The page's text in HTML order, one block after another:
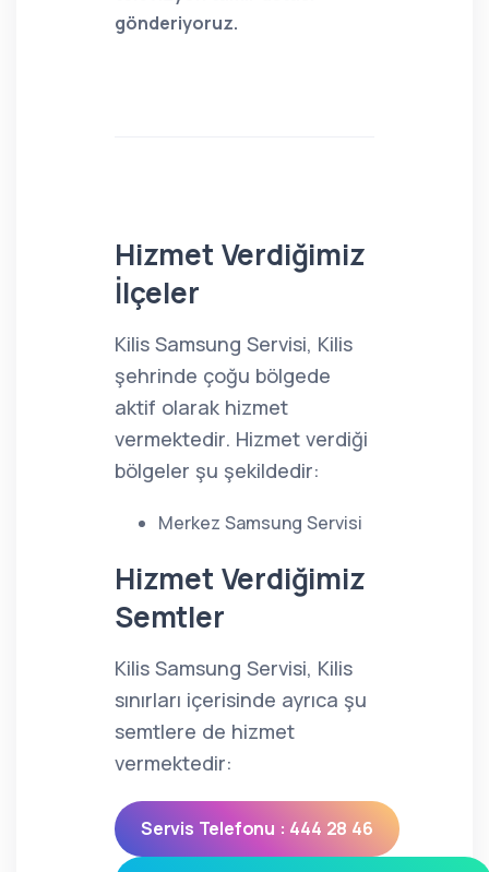
gönderiyoruz.
Hizmet Verdiğimiz
İlçeler
Kilis Samsung Servisi, Kilis
şehrinde çoğu bölgede
aktif olarak hizmet
vermektedir. Hizmet verdiği
bölgeler şu şekildedir:
Merkez Samsung Servisi
Hizmet Verdiğimiz
Semtler
Kilis Samsung Servisi, Kilis
sınırları içerisinde ayrıca şu
semtlere de hizmet
vermektedir:
Servis Telefonu : 444 28 46